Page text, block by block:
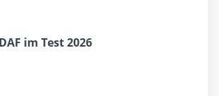
DAF im Test 2026